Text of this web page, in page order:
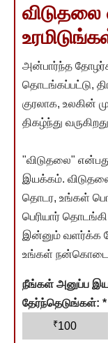
விடுதலை
அன்பார்ந்த
தொடங்கப்பட்டு,
குரலாக, உலகின்
திகழ்ந்து
"விடுதலை"
இயக்கம்.
தொடர, உங்கள்
பெரியார்
இன்னும் வளர்க்க
உங்கள் நன்கொடை
நீங்கள் அனுப்ப
தேர்ந்தெடுங்கள்: *
₹100